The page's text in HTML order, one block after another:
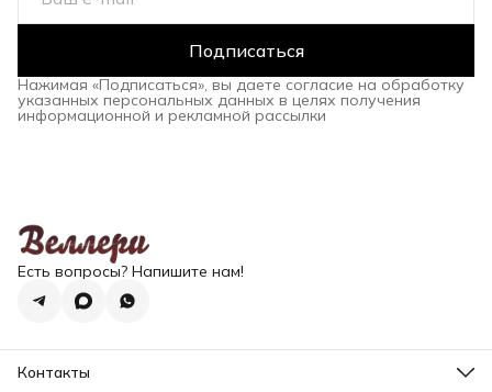
Подписаться
Нажимая «Подписаться», вы даете согласие на обработку
указанных персональных данных в целях получения
информационной и рекламной рассылки
Есть вопросы? Напишите нам!
Контакты